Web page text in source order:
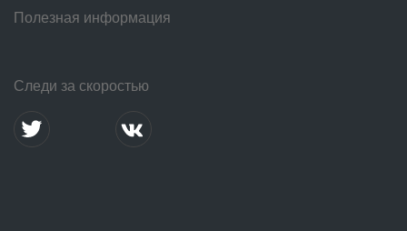
Полезная информация
Следи за скоростью